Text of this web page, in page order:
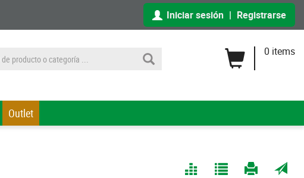
Iniciar sesión | Registrarse
0 items
Outlet